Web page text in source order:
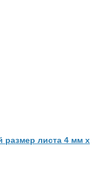
размер листа 4 мм x